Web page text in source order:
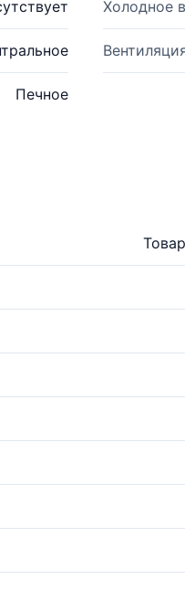
Холодное
Печное